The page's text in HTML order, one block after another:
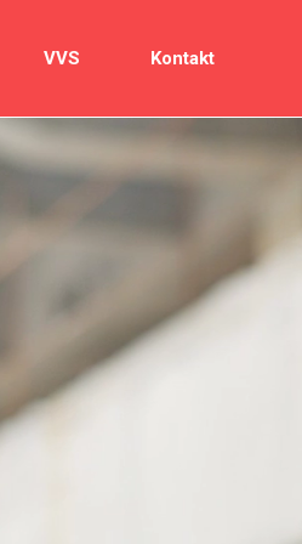
VVS Kontakt